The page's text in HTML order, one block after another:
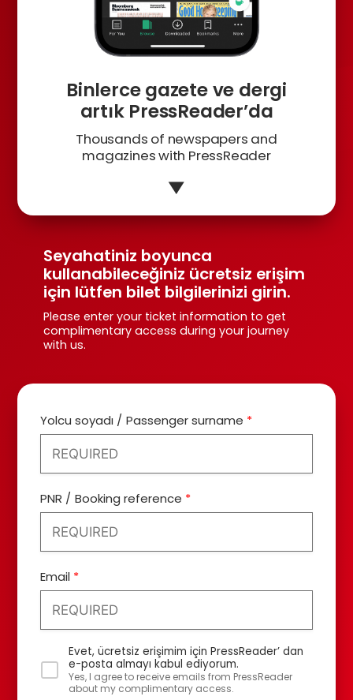
Binlerce gazete ve dergi
artık PressReader’da
Thousands of newspapers and
magazines with PressReader
Seyahatiniz boyunca
kullanabileceğiniz ücretsiz erişim
için lütfen bilet bilgilerinizi girin.
Please enter your ticket information to get
complimentary access during your journey
with us.
Yolcu soyadı Passenger surname
PNR Booking reference
Email
Evet, ücretsiz erişimim için PressReader’ dan
e-posta almayı kabul ediyorum.
Yes, I agree to receive emails from PressReader
about my complimentary access.